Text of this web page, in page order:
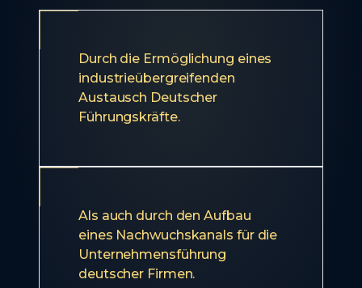
Durch die Ermöglichung eines
industrieübergreifenden
Austausch Deutscher
Führungskräfte.
Als auch durch den Aufbau
eines Nachwuchskanals für die
Unternehmensführung
deutscher Firmen.